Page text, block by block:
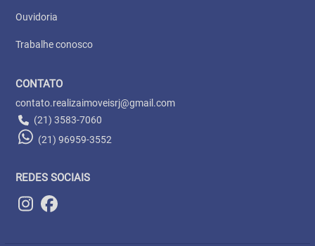
Ouvidoria
Trabalhe conosco
CONTATO
contato.realizaimoveisrj@gmail.com
(21) 3583-7060
(21) 96959-3552
REDES SOCIAIS